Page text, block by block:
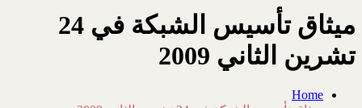
ميثاق تأسيس الشبكة في 24
تشرين الثاني 2009
Home